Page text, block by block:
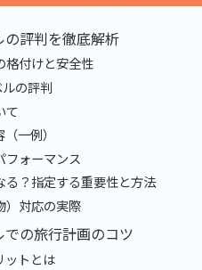
評判を徹底解析
格付けと安全性
の評判
て
一例）
フォーマンス
？指定する重要性と方法
）対応の実際
の旅行計画のコツ
ットとは